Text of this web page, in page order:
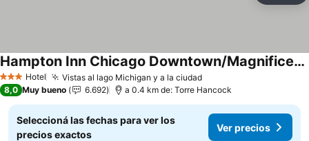
3 Estrellas
Hotel Vistas al lago Michigan y a la ciudad
Hampton Inn Chicago Downtown/Magnificent Mile
8,0 Muy bueno 6.692 a 0.4 km de: Torre Hancock
Seleccioná las fechas para ver los
precios exactos
Ver precios